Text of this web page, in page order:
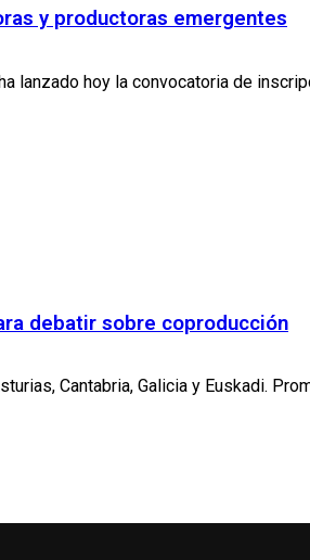
y productoras emergentes
lanzado hoy la convocatoria de
debatir sobre coproducción
Cantabria, Galicia y Euskadi.